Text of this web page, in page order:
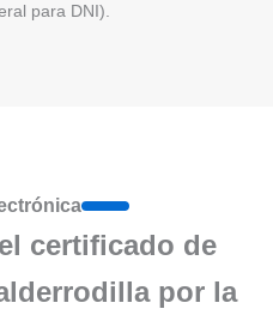
para DNI).
certificado de
por la